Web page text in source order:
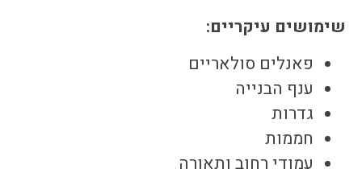
שימושים עיקריים:
פאנלים סולאריים
ענף הבנייה
גדרות
חממות
עמודי רחוב ותאורה